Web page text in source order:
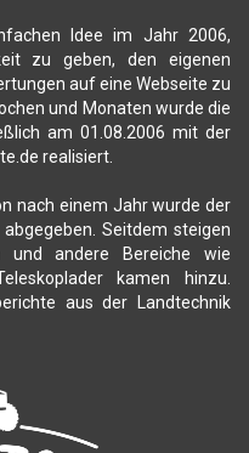
Idee im Jahr 2006,
zu geben, den eigenen
auf eine Webseite zu
und Monaten wurde die
am 01.08.2006 mit der
realisiert.
nach einem Jahr wurde der
Seitdem steigen
und andere Bereiche wie
kamen hinzu.
aus der Landtechnik